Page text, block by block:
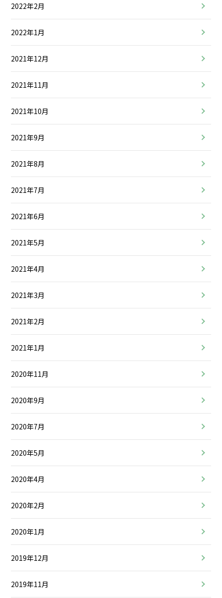
2022年2月
2022年1月
2021年12月
2021年11月
2021年10月
2021年9月
2021年8月
2021年7月
2021年6月
2021年5月
2021年4月
2021年3月
2021年2月
2021年1月
2020年11月
2020年9月
2020年7月
2020年5月
2020年4月
2020年2月
2020年1月
2019年12月
2019年11月